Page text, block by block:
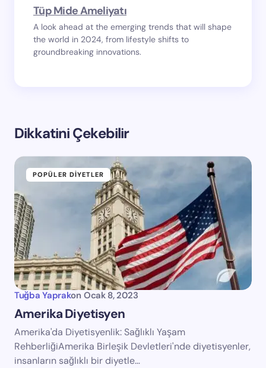
Tüp Mide Ameliyatı
A look ahead at the emerging trends that will shape
the world in 2024, from lifestyle shifts to
groundbreaking innovations.
Dikkatini Çekebilir
POPÜLER DIYETLER
Tuğba Yaprakon Ocak 8, 2023
Amerika Diyetisyen
Amerika'da Diyetisyenlik: Sağlıklı Yaşam
RehberliğiAmerika Birleşik Devletleri'nde diyetisyenler,
insanların sağlıklı bir diyetle…